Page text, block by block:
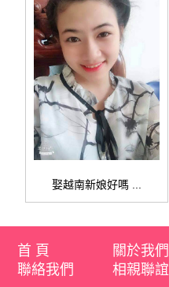
娶越南新娘好嗎 ...
首 頁 關於我們
聯絡我們
相親聯誼